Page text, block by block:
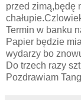
przed zimą,będę
Termin w banku
Papier będzie
wydarzy bo
Do trzech razy
Pozdrawiam